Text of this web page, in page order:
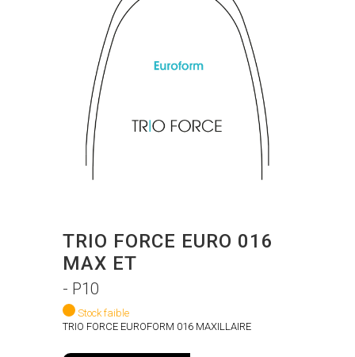
TRIO FORCE EURO 016
MAX ET
- P10
Stock faible
TRIO FORCE EUROFORM 016 MAXILLAIRE